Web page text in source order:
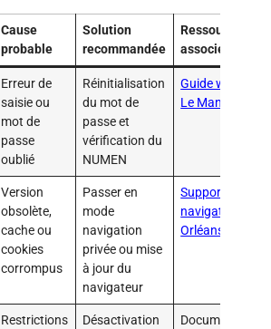
Cause
probable
Solution
recommandée
Ressource
associée
Erreur de
saisie ou
mot de
passe
oublié
Réinitialisation
du mot de
passe et
vérification du
NUMEN
Guide webmail
Le Mans
Version
obsolète,
cache ou
cookies
corrompus
Passer en
mode
navigation
privée ou mise
à jour du
navigateur
Support
navigation
Orléans
Restrictions
Désactivation
Documentation